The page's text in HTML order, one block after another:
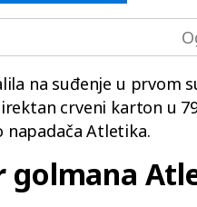
na suđenje u prvom
crveni karton u
napadača Atletika.
golmana